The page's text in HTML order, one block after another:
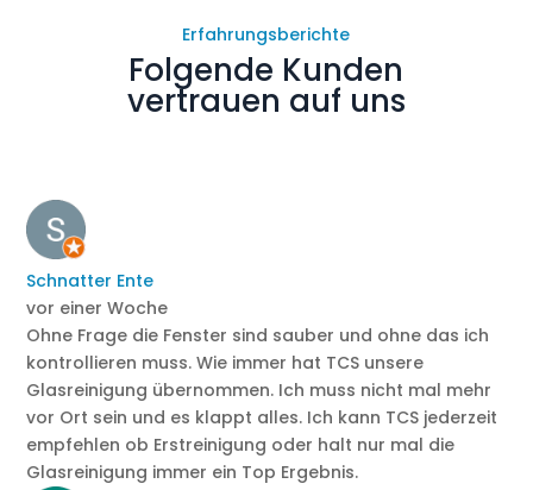
Erfahrungsberichte
Folgende Kunden
vertrauen auf uns
Schnatter Ente
vor einer Woche
Ohne Frage die Fenster sind sauber und ohne das ich
kontrollieren muss. Wie immer hat TCS unsere
Glasreinigung übernommen. Ich muss nicht mal mehr
vor Ort sein und es klappt alles. Ich kann TCS jederzeit
empfehlen ob Erstreinigung oder halt nur mal die
Glasreinigung immer ein Top Ergebnis.